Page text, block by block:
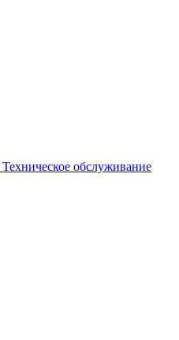
Техническое обслуживание